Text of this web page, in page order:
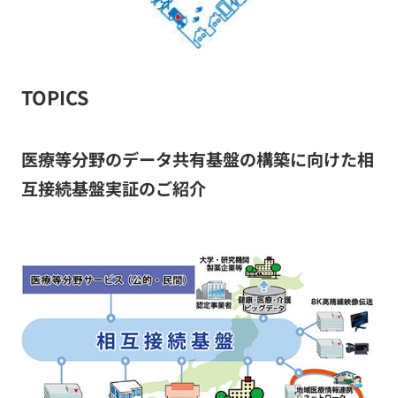
TOPICS
医療等分野のデータ共有基盤の構築に向けた相
互接続基盤実証のご紹介